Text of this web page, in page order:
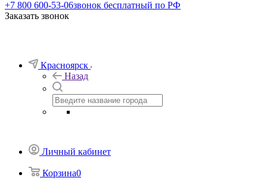
+7 800 600-53-06звонок бесплатный по РФ
Заказать звонок
Красноярск
Назад
Личный кабинет
Корзина0